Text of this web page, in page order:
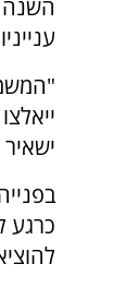
השנה
ישאיר כ־600 תלמידות ללא אפשרות לפתוח את
כרגע